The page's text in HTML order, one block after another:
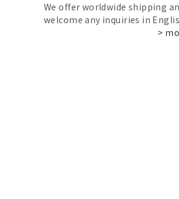
We offer worldwide shipping
welcome any inquiries in
>